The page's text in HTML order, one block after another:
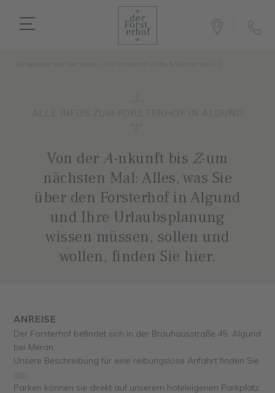
Von der A-nkunft bis Z-um
nächsten Mal: Alles, was Sie
über den Forsterhof in Algund
und Ihre Urlaubsplanung
wissen müssen, sollen und
wollen, finden Sie hier.
ANREISE
Der Forsterhof befindet sich in der Brauhausstraße 45, Algund
bei Meran.
Unsere Beschreibung für eine reibungslose Anfahrt finden Sie
hier .
Parken können sie direkt auf unserem hoteleigenen Parkplatz